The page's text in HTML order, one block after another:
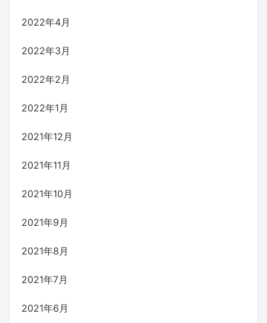
2022年4月
2022年3月
2022年2月
2022年1月
2021年12月
2021年11月
2021年10月
2021年9月
2021年8月
2021年7月
2021年6月